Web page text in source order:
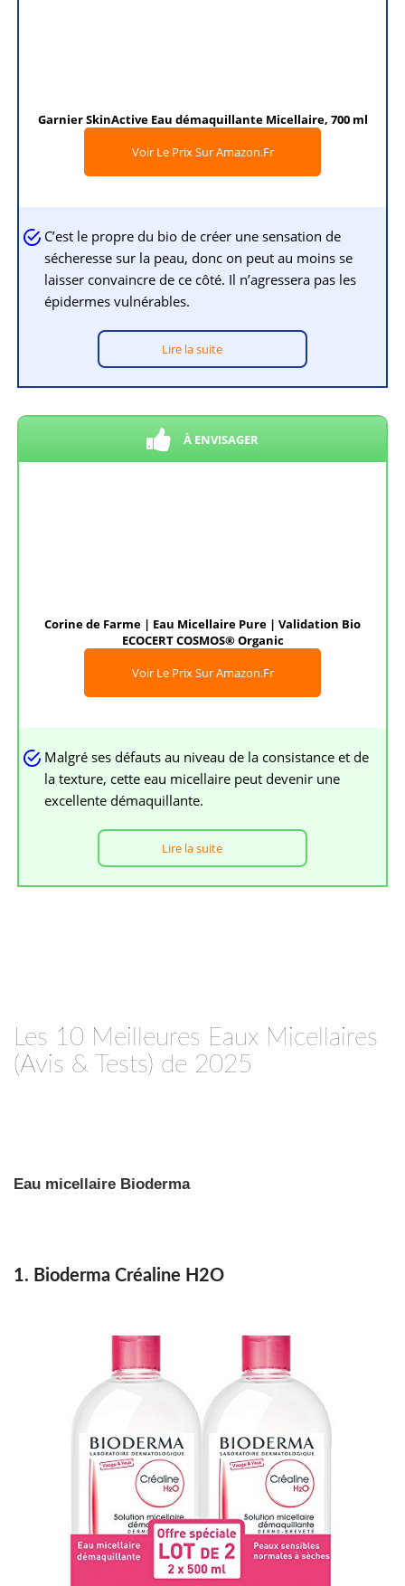
Garnier SkinActive Eau démaquillante Micellaire, 700 ml
Voir Le Prix Sur Amazon.fr
C’est le propre du bio de créer une sensation de
sécheresse sur la peau, donc on peut au moins se
laisser convaincre de ce côté. Il n’agressera pas les
épidermes vulnérables.
Lire la suite
À ENVISAGER
Corine de Farme | Eau Micellaire Pure | Validation Bio
ECOCERT COSMOS® Organic
Voir Le Prix Sur Amazon.fr
Malgré ses défauts au niveau de la consistance et de
la texture, cette eau micellaire peut devenir une
excellente démaquillante.
Lire la suite
Les 10 Meilleures Eaux Micellaires
(Avis & Tests) de 2025
Eau micellaire Bioderma
1. Bioderma Créaline H2O